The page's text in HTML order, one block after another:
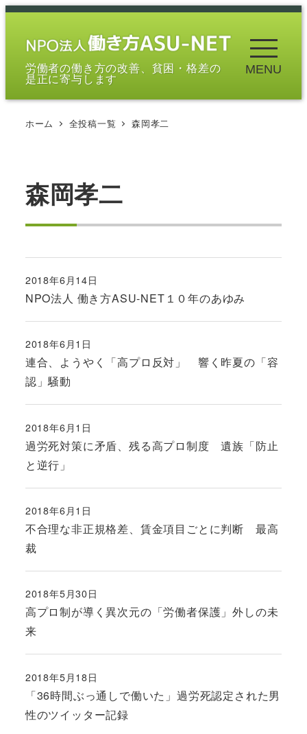
メ
労働者の働き方の改善、貧困・格差の
是正に寄与します
MENU
ホーム 全投稿一覧 森岡孝二
森岡孝二
NPO法人 働き方ASU-NET１０年のあゆみ
投稿日
2018年6月14日
連合、ようやく「高プロ反対」 響く昨夏の「容
認」騒動
投稿日
2018年6月1日
過労死対策に矛盾、残る高プロ制度 遺族「防止
と逆行」
投稿日
2018年6月1日
不合理な非正規格差、賃金項目ごとに判断 最高
裁
投稿日
2018年6月1日
高プロ制が導く異次元の「労働者保護」外しの未
来
投稿日
2018年5月30日
「36時間ぶっ通しで働いた」過労死認定された男
性のツイッター記録
投稿日
2018年5月18日